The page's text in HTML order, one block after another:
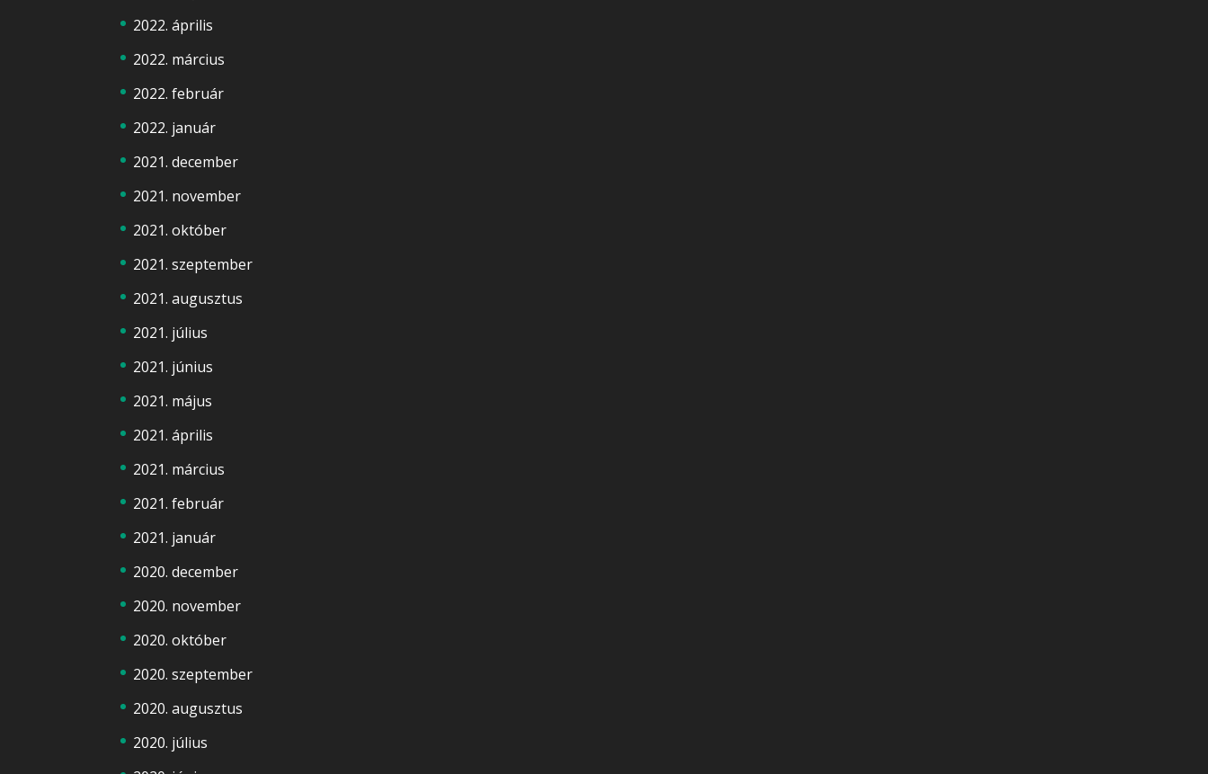
2022. április
2022. március
2022. február
2022. január
2021. december
2021. november
2021. október
2021. szeptember
2021. augusztus
2021. július
2021. június
2021. május
2021. április
2021. március
2021. február
2021. január
2020. december
2020. november
2020. október
2020. szeptember
2020. augusztus
2020. július